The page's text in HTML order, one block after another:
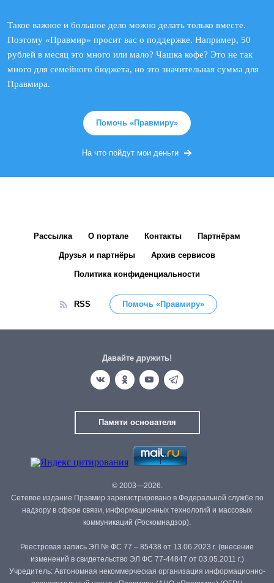
Такое важное и большое дело можно делать только вместе.
Поэтому «Правмир» просит вас о поддержке. Например, 50
рублей в месяц это много или мало? Чашка кофе? Это не так
много для семейного бюджета, но это значительная сумма для
Правмира.
Помочь «Правмиру»
На что пойдут мои деньги
Рассылка О портале Контакты Партнёрам
Друзья и партнёры Архив сервисов
Политика конфиденциальности
RSS Помочь «Правмиру»
Давайте дружить!
Памяти основателя
© 2003—2026.
Сетевое издание Правмир зарегистрировано в Федеральной службе по
надзору в сфере связи, информационных технологий и массовых
коммуникаций (Роскомнадзор).
Реестровая запись ЭЛ № ФС 77 – 85438 от 13.06.2023 г. (внесение
изменений в свидетельство ЭЛ ФС 77-44847 от 03.05.2011 г.)
Учредитель: Автономная некоммерческая организация информационно-